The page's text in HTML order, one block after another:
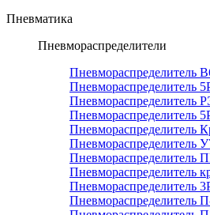
Пневматика
Пневмораспределители
Пневмораспределитель
Пневмораспределитель
Пневмораспределитель
Пневмораспределитель
Пневмораспределитель
Пневмораспределитель
Пневмораспределитель
Пневмораспределитель
Пневмораспределитель
Пневмораспределитель